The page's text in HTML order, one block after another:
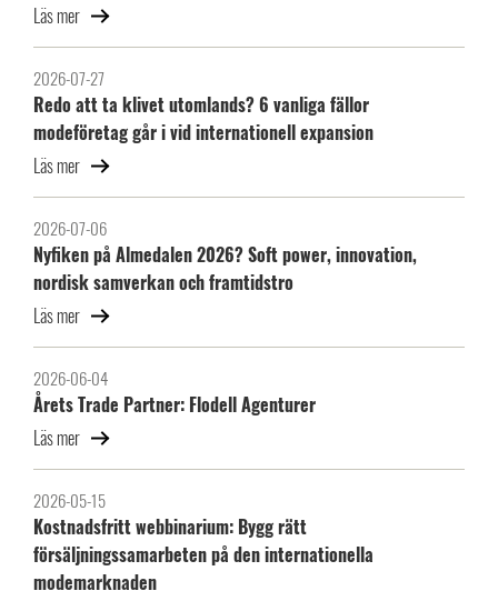
Läs mer
2026-07-27
Redo att ta klivet utomlands? 6 vanliga fällor
modeföretag går i vid internationell expansion
Läs mer
2026-07-06
Nyfiken på Almedalen 2026? Soft power, innovation,
nordisk samverkan och framtidstro
Läs mer
2026-06-04
Årets Trade Partner: Flodell Agenturer
Läs mer
2026-05-15
Kostnadsfritt webbinarium: Bygg rätt
försäljningssamarbeten på den internationella
modemarknaden